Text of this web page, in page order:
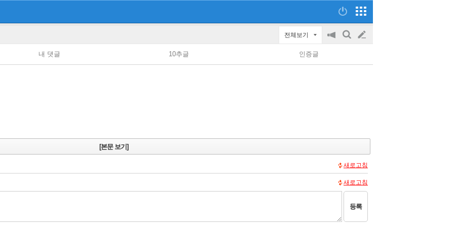
전체보기
공
on/off
검
글
쓰
내 댓글 10추글 인증글
[본문 보기]
새로고침
새로고침
등록